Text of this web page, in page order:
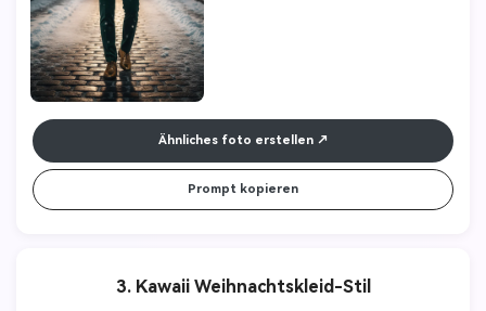
Ähnliches foto erstellen
Prompt kopieren
3. Kawaii Weihnachtskleid-Stil